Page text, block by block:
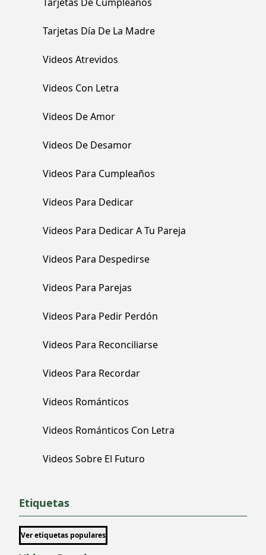
Tarjetas Día De La Madre
Videos Atrevidos
Videos Con Letra
Videos De Amor
Videos De Desamor
Videos Para Cumpleaños
Videos Para Dedicar
Videos Para Dedicar A Tu Pareja
Videos Para Despedirse
Videos Para Parejas
Videos Para Pedir Perdón
Videos Para Reconciliarse
Videos Para Recordar
Videos Románticos
Videos Románticos Con Letra
Videos Sobre El Futuro
Etiquetas
Ver etiquetas populares